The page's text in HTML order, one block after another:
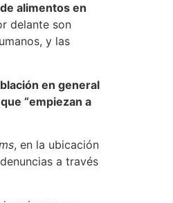
alimentos en
delante son
y las
en general
“empiezan a
, en la ubicación
a través